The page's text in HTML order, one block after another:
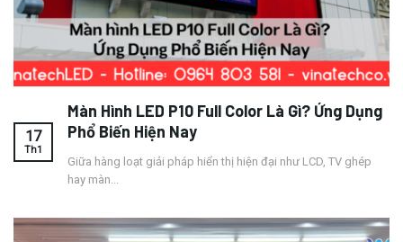
Màn Hình LED P10 Full Color Là Gì? Ứng Dụng
Phổ Biến Hiện Nay
Giữa hàng loạt giải pháp hiển thị hiện đại như LCD, TV ghép
hay màn...
17
Th1